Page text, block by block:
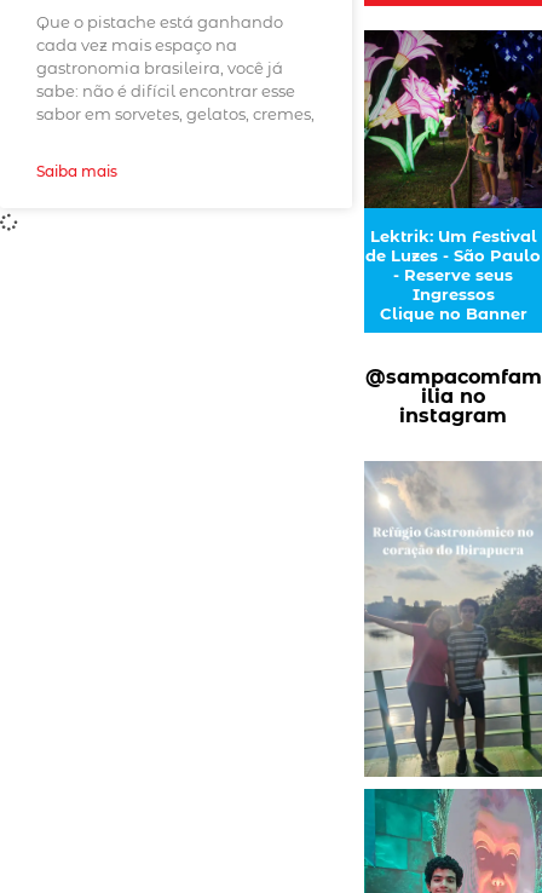
Que o pistache está ganhando
cada vez mais espaço na
gastronomia brasileira, você já
sabe: não é difícil encontrar esse
sabor em sorvetes, gelatos, cremes,
Saiba mais
Lektrik: Um Festival
de Luzes - São Paulo
- Reserve seus
Ingressos
Clique no Banner
@sampacomfam
ilia no
instagram